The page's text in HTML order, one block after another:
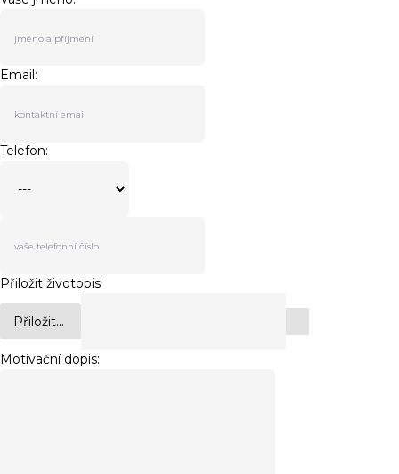
Email:
Telefon:
Přiložit životopis:
Přiložit...
Motivační dopis: